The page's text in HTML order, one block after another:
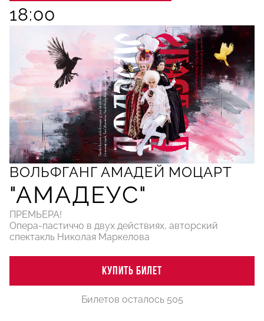
18:00
ВОЛЬФГАНГ АМАДЕЙ МОЦАРТ
"АМАДЕУС"
ПРЕМЬЕРА!
Опера-пастиччо в двух действиях, авторский
спектакль Николая Маркелова
КУПИТЬ БИЛЕТ
Билетов осталось 505